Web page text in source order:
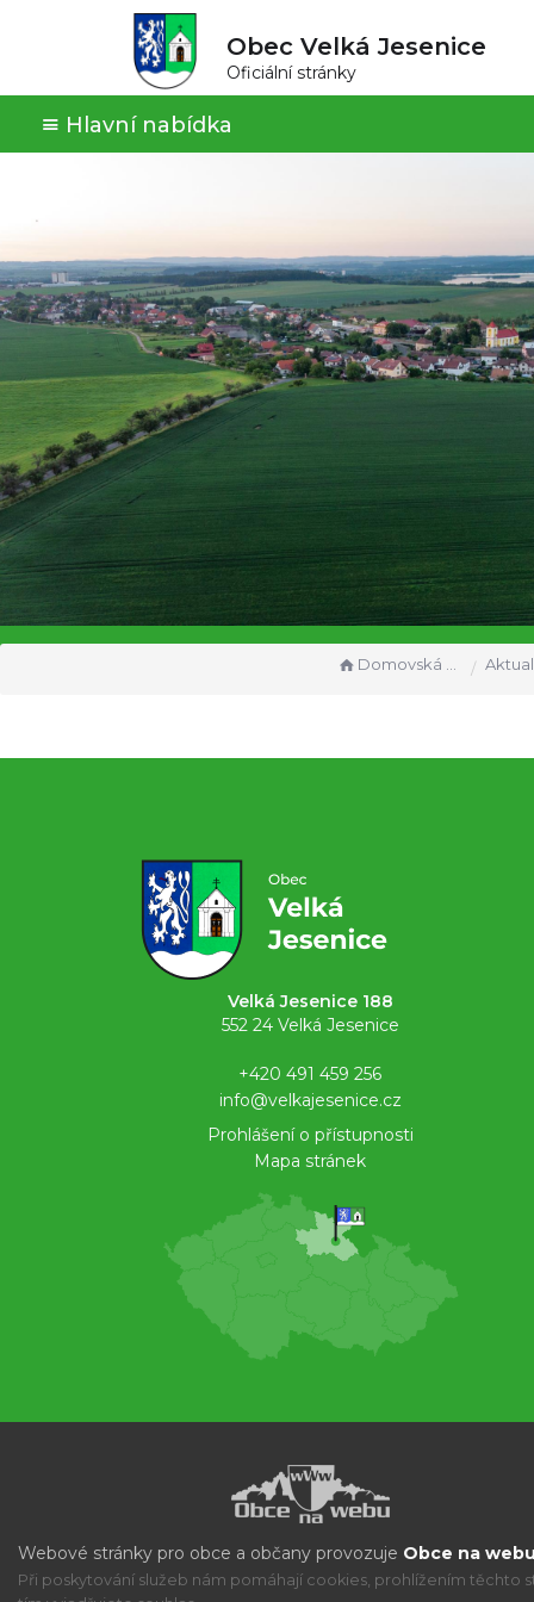
Obec Velká Jesenice
Oficiální stránky
Hlavní nabídka
Domovská stránka
Velká Jesenice 188
552 24 Velká Jesenice
+420 491 459 256
info@velkajesenice.cz
Prohlášení o přístupnosti
Mapa stránek
Webové stránky pro obce a občany provozuje Obce na
Při poskytování služeb nám pomáhají cookies, prohlížením těchto